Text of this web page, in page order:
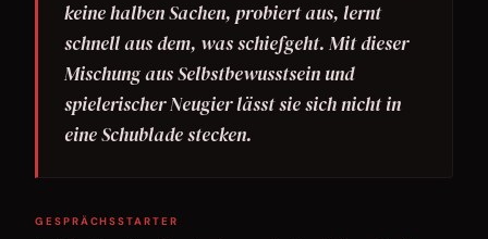
keine halben Sachen, probiert aus, lernt
schnell aus dem, was schiefgeht. Mit dieser
Mischung aus Selbstbewusstsein und
spielerischer Neugier lässt sie sich nicht in
eine Schublade stecken.
GESPRÄCHSSTARTER